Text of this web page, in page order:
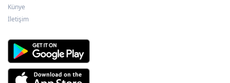
Künye
İletişim